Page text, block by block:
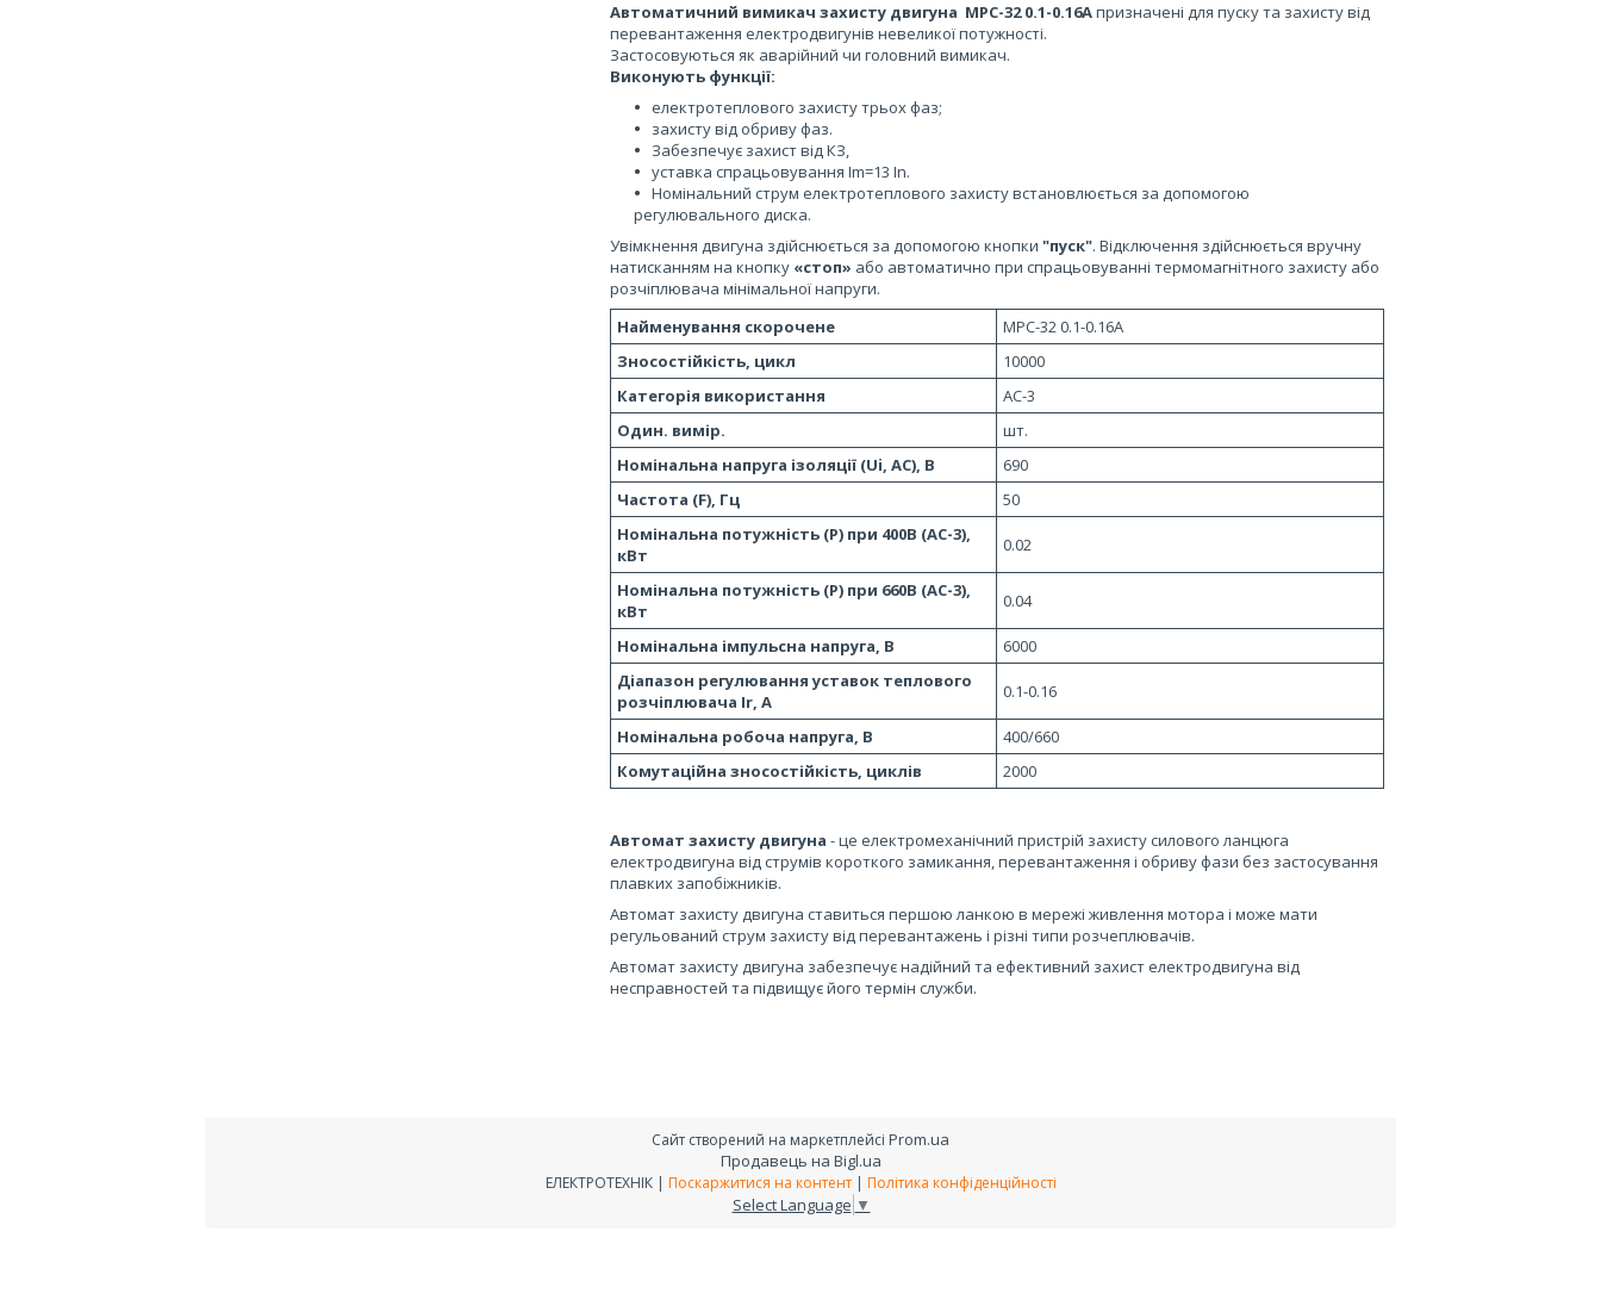
Автоматичний вимикач захисту двигуна MPC-32 0.1-0.16Апризначені для пуску та захисту від
перевантаження електродвигунів невеликої потужності.
Застосовуються як аварійний чи головний вимикач.
Виконують функції:
електротеплового захисту трьох фаз;
захисту від обриву фаз.
Забезпечує захист від КЗ,
уставка спрацьовування Im=13 In.
Номінальний струм електротеплового захисту встановлюється за допомогою
регулювального диска.
Увімкнення двигуна здійснюється за допомогою кнопки "пуск". Відключення здійснюється вручну
натисканням на кнопку «стоп» або автоматично при спрацьовуванні термомагнітного захисту або
розчіплювача мінімальної напруги.
Найменування скорочене
MPC-32 0.1-0.16А
Зносостійкість, цикл
10000
Категорія використання
АС-3
Один. вимір.
шт.
Номінальна напруга ізоляції (Ui, AC), В
690
Частота (F), Гц
50
Номінальна потужність (Р) при 400В (AC-3),
кВт
0.02
Номінальна потужність (Р) при 660В (AC-3),
кВт
0.04
Номінальна імпульсна напруга, В
6000
Діапазон регулювання уставок теплового
розчіплювача Ir, А
0.1-0.16
Номінальна робоча напруга, В
400/660
Комутаційна зносостійкість, циклів
2000
Автомат захисту двигуна - це електромеханічний пристрій захисту силового ланцюга
електродвигуна від струмів короткого замикання, перевантаження і обриву фази без застосування
плавких запобіжників.
Автомат захисту двигуна ставиться першою ланкою в мережі живлення мотора і може мати
регульований струм захисту від перевантажень і різні типи розчеплювачів.
Автомат захисту двигуна забезпечує надійний та ефективний захист електродвигуна від
несправностей та підвищує його термін служби.
Сайт створений на маркетплейсі Prom.ua
Продавець на Bigl.ua
ЕЛЕКТРОТЕХНІК | Поскаржитися на контент | Політика конфіденційності
Select Language ▼